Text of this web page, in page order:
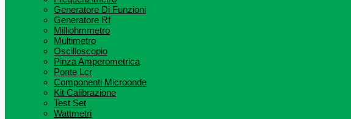
Generatore Di Funzioni
Generatore Rf
Milliohmmetro
Multimetro
Oscilloscopio
Pinza Amperometrica
Ponte Lcr
Componenti Microonde
Kit Calibrazione
Test Set
Wattmetri